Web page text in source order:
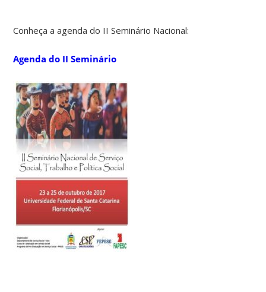
Conheça a agenda do II Seminário Nacional:
Agenda do II Seminário